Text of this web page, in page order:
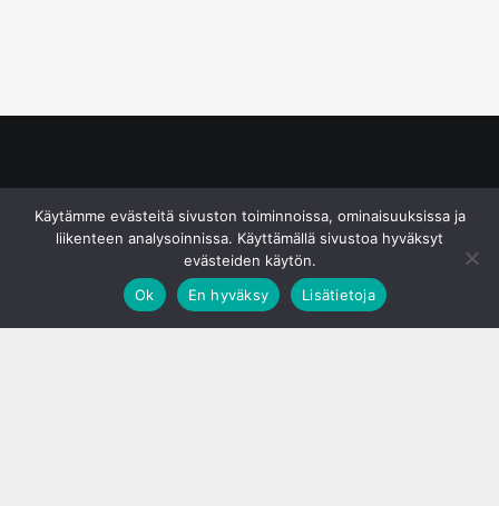
Käytämme evästeitä sivuston toiminnoissa, ominaisuuksissa ja
liikenteen analysoinnissa. Käyttämällä sivustoa hyväksyt
evästeiden käytön.
Ok
En hyväksy Lisätietoja